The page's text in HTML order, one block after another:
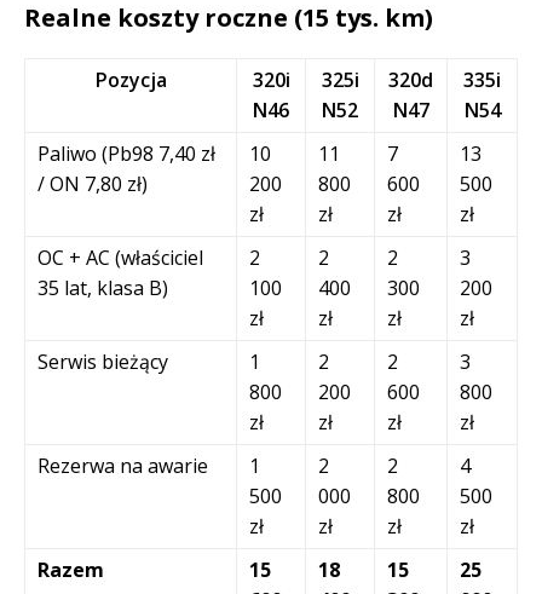
Realne koszty roczne (15 tys. km)
Pozycja
320i
N46
325i
N52
320d
N47
335i
N54
Paliwo (Pb98 7,40 zł
/ ON 7,80 zł)
10
200
zł
11
800
zł
7
600
zł
13
500
zł
OC + AC (właściciel
35 lat, klasa B)
2
100
zł
2
400
zł
2
300
zł
3
200
zł
Serwis bieżący
1
800
zł
2
200
zł
2
600
zł
3
800
zł
Rezerwa na awarie
1
500
zł
2
000
zł
2
800
zł
4
500
zł
Razem
15
18
15
25